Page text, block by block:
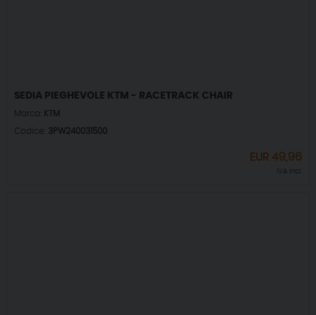
SEDIA PIEGHEVOLE KTM - RACETRACK CHAIR
Marca: KTM
Codice: 3PW240031500
EUR 49,96
IVA incl.